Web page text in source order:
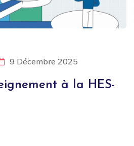
9 Décembre 2025
à la HES-